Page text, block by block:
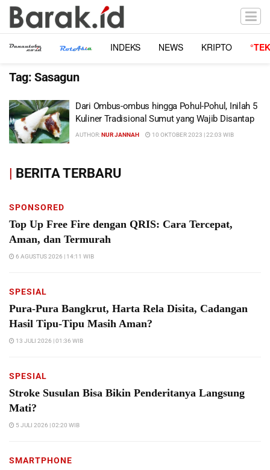
INDEKS NEWS KRIPTO
Tag: Sasagun
Dari Ombus-ombus hingga Pohul-Pohul, Inilah 5
Kuliner Tradisional Sumut yang Wajib Disantap
AUTHOR:NUR JANNAH 10 OKTOBER 2023 | 22:03 WIB
| BERITA TERBARU
SPONSORED
Top Up Free Fire dengan QRIS: Cara Tercepat,
Aman, dan Termurah
6 AGUSTUS 2026 | 14:11 WIB
SPESIAL
Pura-Pura Bangkrut, Harta Rela Disita, Cadangan
Hasil Tipu-Tipu Masih Aman?
13 JULI 2026 | 01:36 WIB
SPESIAL
Stroke Susulan Bisa Bikin Penderitanya Langsung
Mati?
5 JULI 2026 | 02:20 WIB
SMARTPHONE